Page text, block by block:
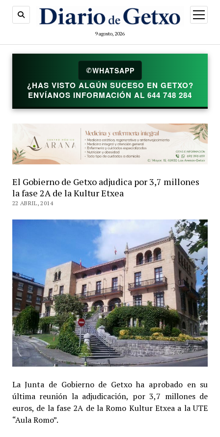
9 agosto, 2026
abrir
menú
✆WHATSAPP
¿HAS VISTO ALGÚN SUCESO EN GETXO?
ENVÍANOS INFORMACIÓN AL 644 748 284
El Gobierno de Getxo adjudica por 3,7 millones
la fase 2A de la Kultur Etxea
22 ABRIL, 2014
La Junta de Gobierno de Getxo ha aprobado en su
última reunión la adjudicación, por 3,7 millones de
euros, de la fase 2A de la Romo Kultur Etxea a la UTE
“Aula Romo”.